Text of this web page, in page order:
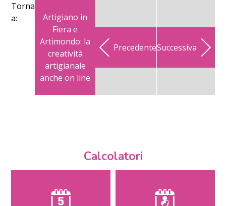
Torna
a:
Artigiano in
Fiera e
Artimondo: la
creatività
artigianale
anche on line
PrecedenteSuccessiva
Calcolatori